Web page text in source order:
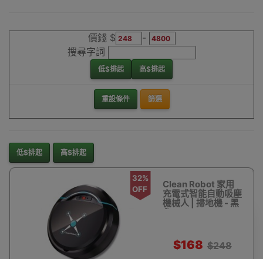
價錢 $
-
搜尋字詞
低$排起 高$排起
重設條件 篩選
低$排起 高$排起
32%
OFF
Clean Robot 家用
充電式智能自動吸塵
機械人 | 掃地機 - 黑
色
$168 $248